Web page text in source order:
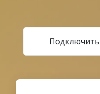
Подключить